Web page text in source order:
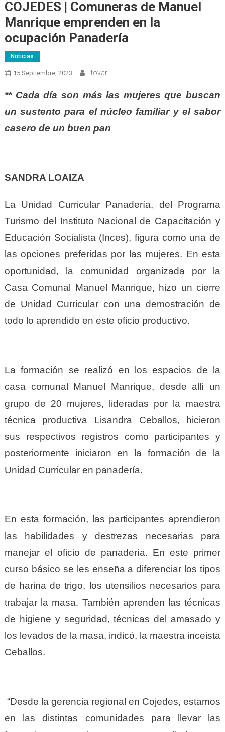
COJEDES | Comuneras de Manuel
Manrique emprenden en la
ocupación Panadería
Noticias
15 Septiembre, 2023 Ltovar
** Cada día son más las mujeres que buscan
un sustento para el núcleo familiar y el sabor
casero de un buen pan
SANDRA LOAIZA
La Unidad Curricular Panadería, del Programa
Turismo del Instituto Nacional de Capacitación y
Educación Socialista (Inces), figura como una de
las opciones preferidas por las mujeres. En esta
oportunidad, la comunidad organizada por la
Casa Comunal Manuel Manrique, hizo un cierre
de Unidad Curricular con una demostración de
todo lo aprendido en este oficio productivo.
La formación se realizó en los espacios de la
casa comunal Manuel Manrique, desde allí un
grupo de 20 mujeres, lideradas por la maestra
técnica productiva Lisandra Ceballos, hicieron
sus respectivos registros como participantes y
posteriormente iniciaron en la formación de la
Unidad Curricular en panadería.
En esta formación, las participantes aprendieron
las habilidades y destrezas necesarias para
manejar el oficio de panadería. En este primer
curso básico se les enseña a diferenciar los tipos
de harina de trigo, los utensilios necesarios para
trabajar la masa. También aprenden las técnicas
de higiene y seguridad, técnicas del amasado y
los levados de la masa, indicó, la maestra inceista
Ceballos.
“Desde la gerencia regional en Cojedes, estamos
en las distintas comunidades para llevar las